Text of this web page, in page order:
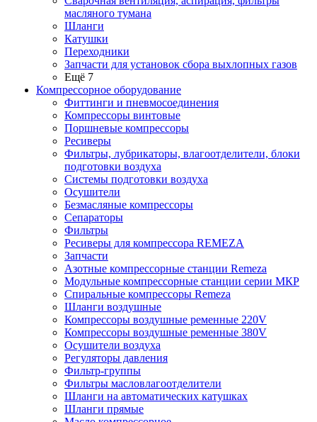
масляного тумана
Шланги
Катушки
Переходники
Запчасти для установок сбора выхлопных газов
Ещё 7
Компрессорное оборудование
Фиттинги и пневмосоединения
Компрессоры винтовые
Поршневые компрессоры
Ресиверы
Фильтры, лубрикаторы, влагоотделители, блоки
подготовки воздуха
Системы подготовки воздуха
Осушители
Безмасляные компрессоры
Сепараторы
Фильтры
Ресиверы для компрессора REMEZA
Запчасти
Азотные компрессорные станции Remeza
Модульные компрессорные станции серии МКР
Спиральные компрессоры Remeza
Шланги воздушные
Компрессоры воздушные ременные 220V
Компрессоры воздушные ременные 380V
Осушители воздуха
Регуляторы давления
Фильтр-группы
Фильтры масловлагоотделители
Шланги на автоматических катушках
Шланги прямые